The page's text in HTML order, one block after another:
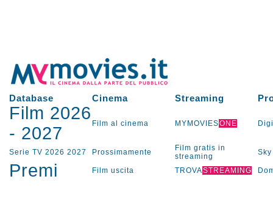
Database Cinema Streaming
Film 2026
- 2027 Film al cinema MYMOVIESONE
Serie TV 2026 2027 Prossimamente
Film gratis in
streaming
Sky
Premi Film uscita TROVASTREAMING